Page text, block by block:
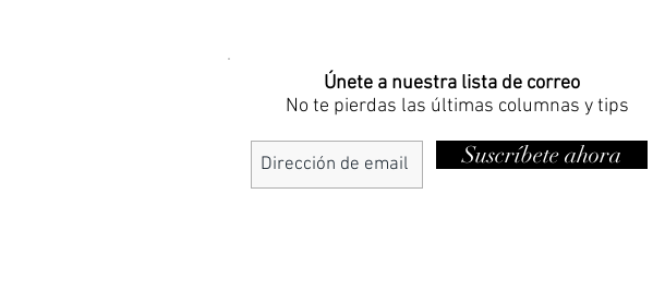
Únete a nuestra lista de correo
No te pierdas las últimas columnas y tips
Suscríbete ahora